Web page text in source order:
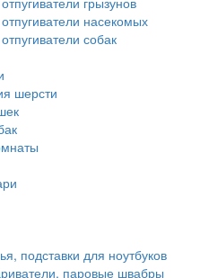
насекомых
собак
шерсти
подставки для ноутбуков
паровые швабры